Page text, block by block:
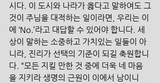
시다. 이 도시와 나라가 옳다고 말하여도 그
것이 주님을 대적하는 일이라면, 우리는 이
에 ‘No.’라고 대답할 수 있어야 합니다. 세
상이 말하는 소중하고 가치있는 일들이 아
니라, 진리가 선택의 기준이 되길 축원합니
다. “모든 지킬 만한 것 중에 더욱 네 마음
을 지키라 생명의 근원이 이에서 남이니